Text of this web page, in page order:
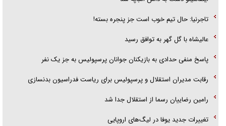
تاجرنیا: حال تیم خوب است جز پنجره بسته!
عالیشاه با گل گهر به توافق رسید
پاسخ منفی حدادی به بازیکنان جوانان پرسپولیس به جز یک نفر
رقابت مدیران استقلال و پرسپولیس برای ریاست فدراسیون بدنسازی
رامین رضاییان رسما از استقلال جدا شد
تغییرات جدید یوفا در لیگ‌های اروپایی